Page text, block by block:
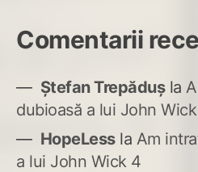
Comentarii
Ștefan Trepădușla
dubioasă a lui John
HopeLessla Am
a lui John Wick 4